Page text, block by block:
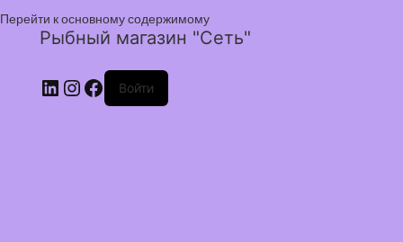
Перейти к основному содержимому
Рыбный магазин "Сеть"
Войти